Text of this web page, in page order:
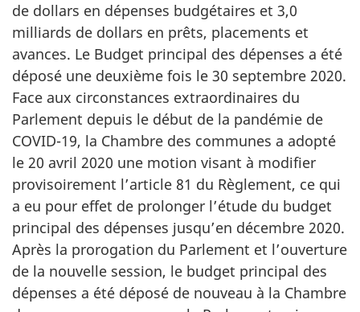
de dollars en dépenses budgétaires et 3,0
milliards de dollars en prêts, placements et
avances. Le Budget principal des dépenses a été
déposé une deuxième fois le 30 septembre 2020.
Face aux circonstances extraordinaires du
Parlement depuis le début de la pandémie de
COVID-19, la Chambre des communes a adopté
le 20 avril 2020 une motion visant à modifier
provisoirement l’article 81 du Règlement, ce qui
a eu pour effet de prolonger l’étude du budget
principal des dépenses jusqu’en décembre 2020.
Après la prorogation du Parlement et l’ouverture
de la nouvelle session, le budget principal des
dépenses a été déposé de nouveau à la Chambre